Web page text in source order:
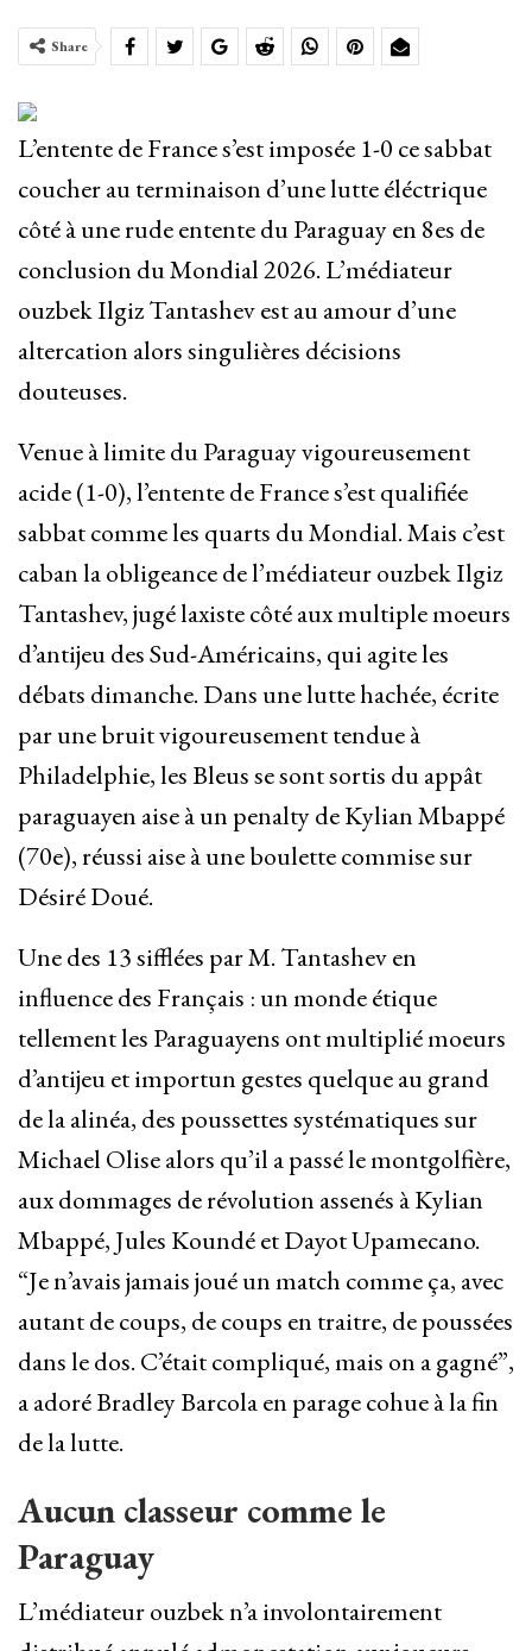
Share
L’entente de France s’est imposée 1-0 ce sabbat
coucher au terminaison d’une lutte éléctrique
côté à une rude entente du Paraguay en 8es de
conclusion du Mondial 2026. L’médiateur
ouzbek Ilgiz Tantashev est au amour d’une
altercation alors singulières décisions
douteuses.
Venue à limite du Paraguay vigoureusement
acide (1-0), l’entente de France s’est qualifiée
sabbat comme les quarts du Mondial. Mais c’est
caban la obligeance de l’médiateur ouzbek Ilgiz
Tantashev, jugé laxiste côté aux multiple moeurs
d’antijeu des Sud-Américains, qui agite les
débats dimanche. Dans une lutte hachée, écrite
par une bruit vigoureusement tendue à
Philadelphie, les Bleus se sont sortis du appât
paraguayen aise à un penalty de Kylian Mbappé
(70e), réussi aise à une boulette commise sur
Désiré Doué.
Une des 13 sifflées par M. Tantashev en
influence des Français : un monde étique
tellement les Paraguayens ont multiplié moeurs
d’antijeu et importun gestes quelque au grand
de la alinéa, des poussettes systématiques sur
Michael Olise alors qu’il a passé le montgolfière,
aux dommages de révolution assenés à Kylian
Mbappé, Jules Koundé et Dayot Upamecano.
“Je n’avais jamais joué un match comme ça, avec
autant de coups, de coups en traitre, de poussées
dans le dos. C’était compliqué, mais on a gagné”,
a adoré Bradley Barcola en parage cohue à la fin
de la lutte.
Aucun classeur comme le
Paraguay
L’médiateur ouzbek n’a involontairement